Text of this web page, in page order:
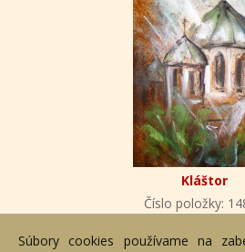
Kláštor
Číslo položky:
Súbory cookies používame na